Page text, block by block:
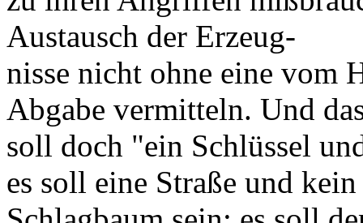
Austausch der Erzeug-
nisse nicht ohne eine vom
Abgabe vermitteln. Und
soll doch "ein Schlüssel
es soll eine Straße und kein